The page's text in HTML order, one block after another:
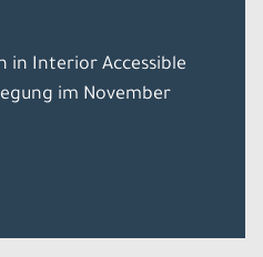
in Interior Accessible
im November